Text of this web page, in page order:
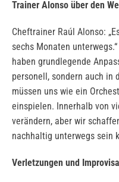
Trainer Alonso über den
Cheftrainer Raúl Alonso:
sechs Monaten
haben grundlegende
personell, sondern auch in
müssen uns wie ein
einspielen. Innerhalb von
verändern, aber wir
nachhaltig unterwegs sein
Verletzungen und